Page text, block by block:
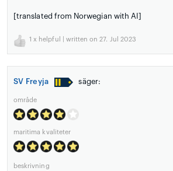
[translated from Norwegian with AI]
1 x helpful | written on 27. Jul 2023
SV Freyja säger:
område
maritima kvaliteter
beskrivning